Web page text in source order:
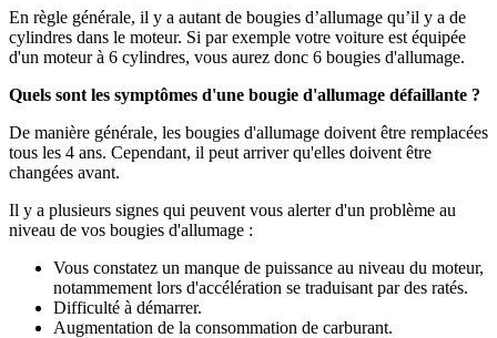
En règle générale, il y a autant de bougies d’allumage qu’il y a de
cylindres dans le moteur. Si par exemple votre voiture est équipée
d'un moteur à 6 cylindres, vous aurez donc 6 bougies d'allumage.
Quels sont les symptômes d'une bougie d'allumage défaillante ?
De manière générale, les bougies d'allumage doivent être remplacées
tous les 4 ans. Cependant, il peut arriver qu'elles doivent être
changées avant.
Il y a plusieurs signes qui peuvent vous alerter d'un problème au
niveau de vos bougies d'allumage :
Vous constatez un manque de puissance au niveau du moteur,
notammement lors d'accélération se traduisant par des ratés.
Difficulté à démarrer.
Augmentation de la consommation de carburant.